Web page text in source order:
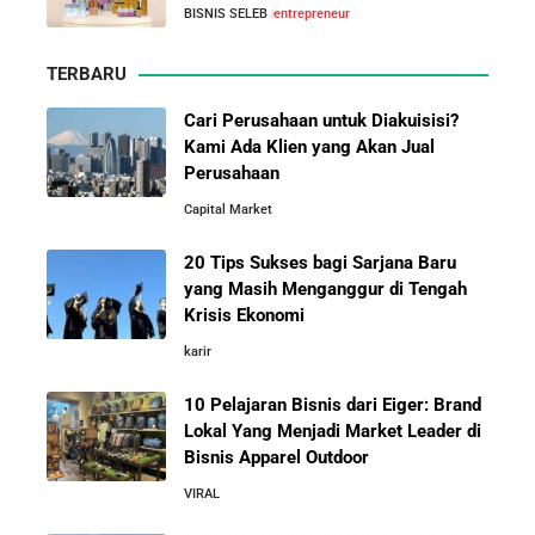
10 Pelajaran Bisnis dari Eiger:
Energi Indonesia yang Mendirikan Medco Group
Perjuangan, dan Keputusan Krusial yang Menentukan
Masa Depan
Belajar dari Kopi Kenangan: Cara Membangun Resto
Cara Mendirikan Kafe Sukses Seperti Kopi Kenangan,
Fore Coffee, dan Tuku: Panduan Lengkap untuk Pemula
Rahasia Sukses Starbucks: Strategi Branding dan
Pengalaman Pelanggan yang Bisa Kamu Tiru
5 Cara Aman Pindah Kuadran dari Karyawan ke
BISNIS SELEB entrepreneur
TERBARU
Cari Perusahaan untuk Diakuisisi?
Kami Ada Klien yang Akan Jual
Perusahaan
Capital Market
20 Tips Sukses bagi Sarjana Baru
yang Masih Menganggur di Tengah
Krisis Ekonomi
karir
10 Pelajaran Bisnis dari Eiger: Brand
Lokal Yang Menjadi Market Leader di
Bisnis Apparel Outdoor
VIRAL